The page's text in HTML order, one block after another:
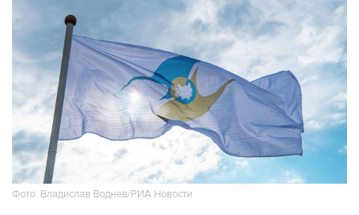
Фото: Владислав Воднев/РИА Новости